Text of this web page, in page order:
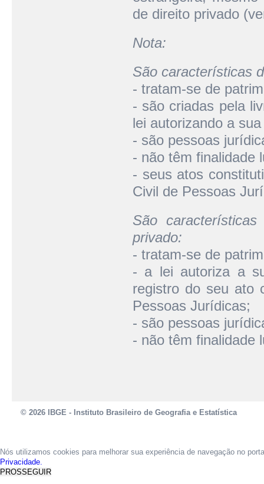
de direito privado
Nota:
São características
- tratam-se de
- são criadas pela
lei autorizando a
- são pessoas
- não têm finalidade
- seus atos
Civil de Pessoas
São
privado:
- tratam-se de
- a lei autoriza a
registro do seu ato
Pessoas Jurídicas;
- são pessoas
- não têm finalidade
© 2026 IBGE - Instituto Brasileiro de Geografia e Estatística
Nós utilizamos cookies para melhorar sua experiência de navegação no
Privacidade.
PROSSEGUIR